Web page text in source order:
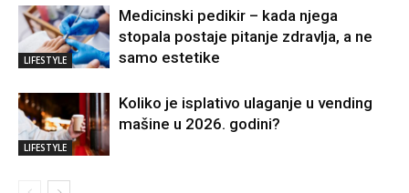
LIFESTYLE
Medicinski pedikir – kada njega
stopala postaje pitanje zdravlja, a ne
samo estetike
LIFESTYLE
Koliko je isplativo ulaganje u vending
mašine u 2026. godini?